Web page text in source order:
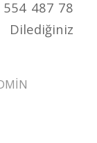
487 78